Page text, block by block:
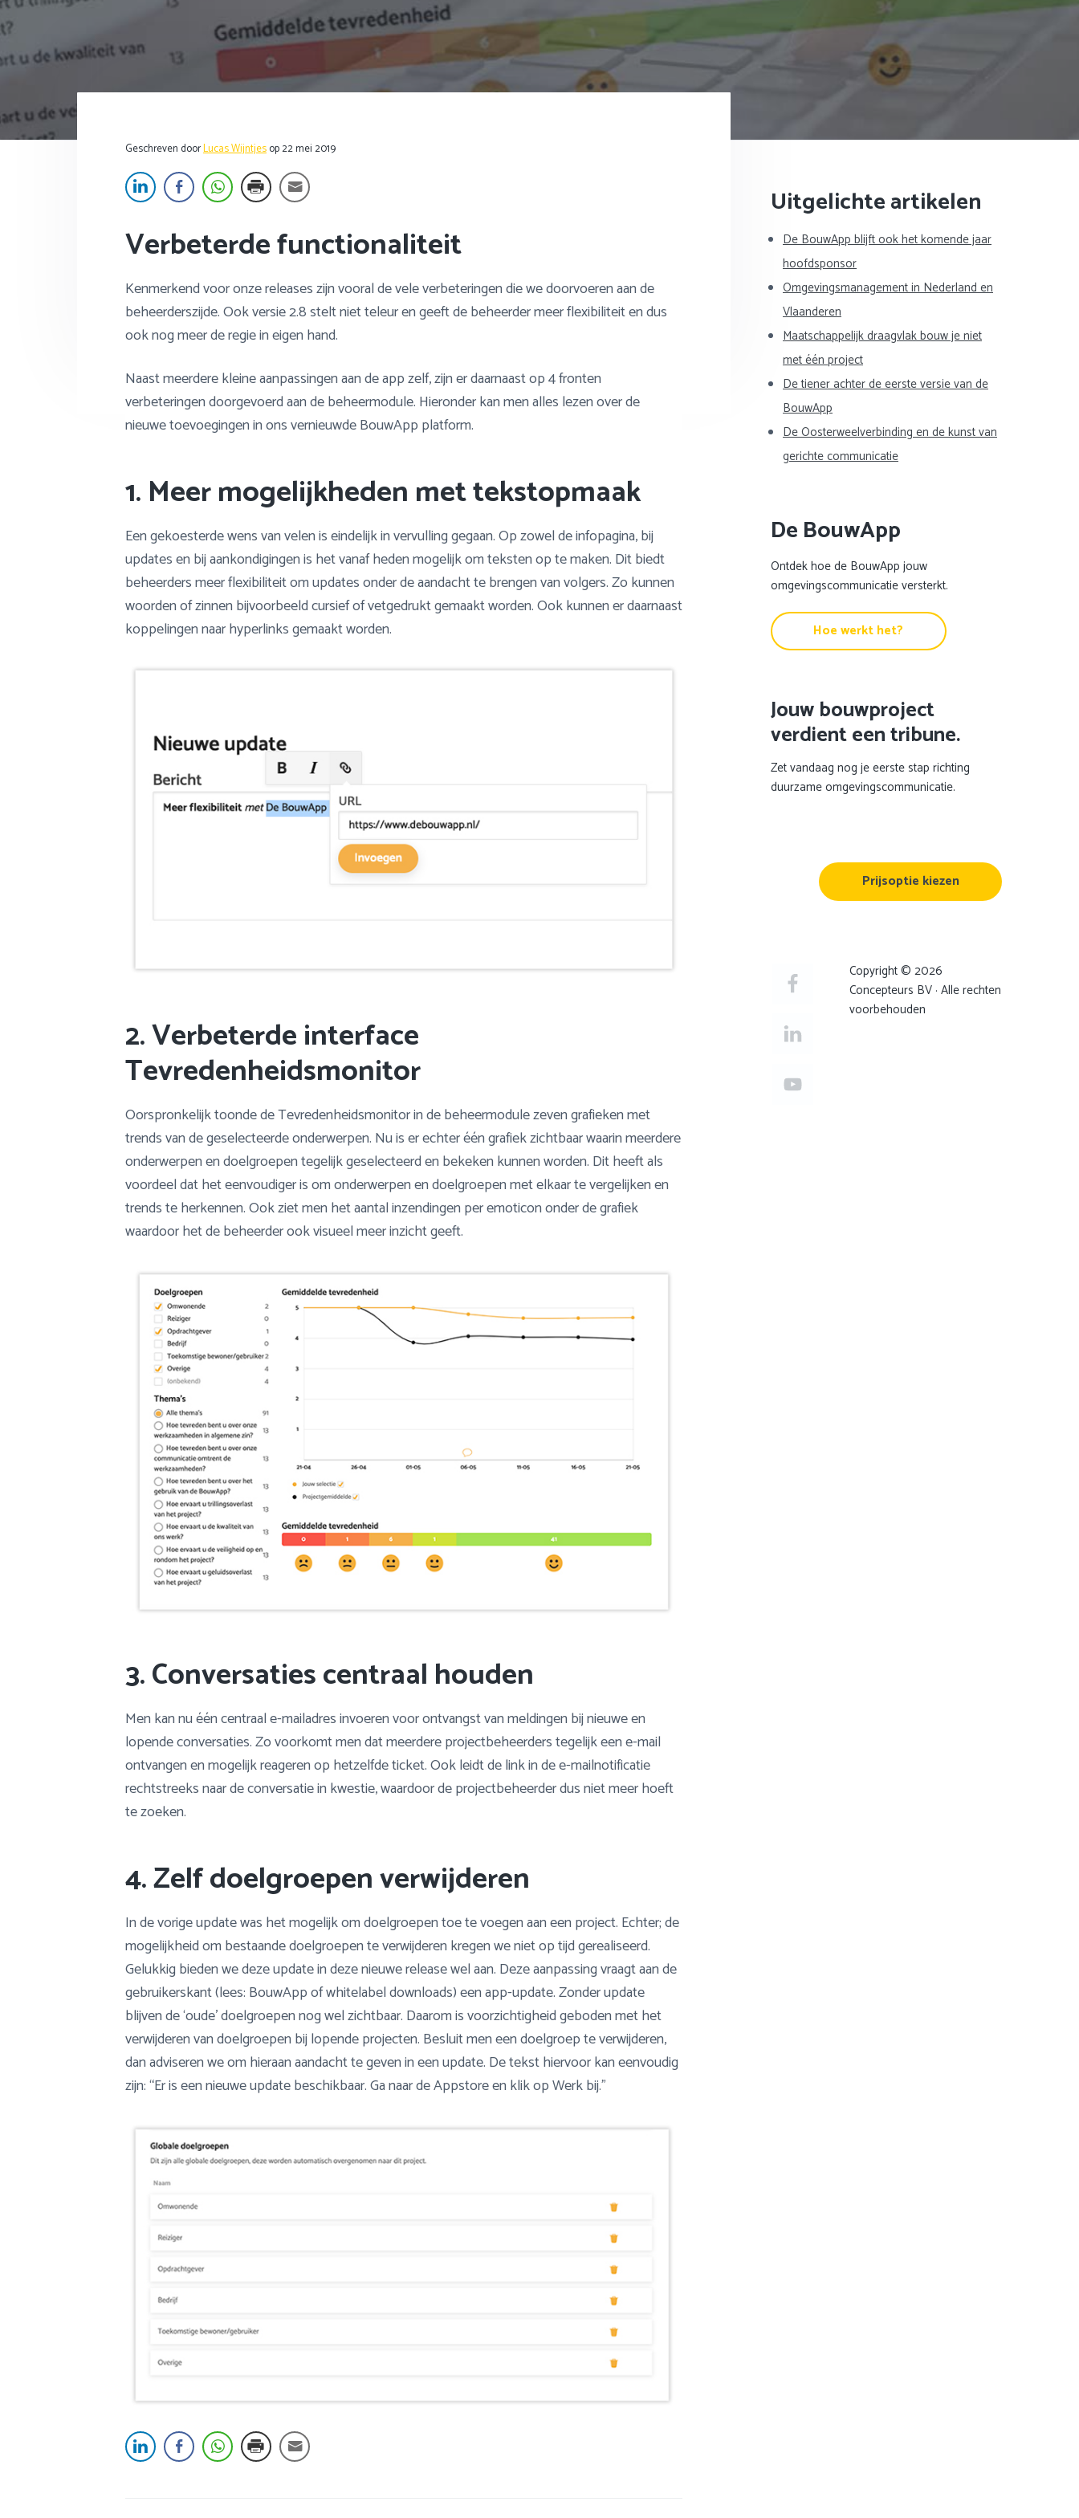
d
a
i
g
n
o
d
t
s
d
e
t
k
t
Geschreven doorLucas Wijntjesop22 mei 2019
Verbeterde functionaliteit
Kenmerkend voor onze releases zijn vooral de vele verbeteringen die we doorvoeren aan de
beheerderszijde.Ook versie 2.8 stelt niet teleur en geeft de beheerder meer flexibiliteit en dus
ook nog meer de regie in eigen hand.
Naast meerdere kleine aanpassingen aan de app zelf, zijn er daarnaast op 4 fronten
verbeteringen doorgevoerd aan de beheermodule. Hieronder kan men alles lezen over de
nieuwe toevoegingen in ons vernieuwde BouwApp platform.
1. Meer mogelijkheden met tekstopmaak
Een gekoesterde wens van velen is eindelijk in vervulling gegaan. Op zowel de infopagina, bij
updates en bij aankondigingen is het vanaf heden mogelijk om teksten op te maken. Dit biedt
beheerders meer flexibiliteit om updates onder de aandacht te brengen van volgers. Zo kunnen
woorden of zinnen bijvoorbeeld cursief of vetgedrukt gemaakt worden. Ook kunnen er daarnaast
koppelingen naar hyperlinks gemaakt worden.
2. Verbeterde interface
Tevredenheidsmonitor
Oorspronkelijk toonde de Tevredenheidsmonitor in de beheermodule zeven grafieken met
trends van de geselecteerde onderwerpen. Nu is er echter één grafiek zichtbaar waarin meerdere
onderwerpen en doelgroepen tegelijk geselecteerd en bekeken kunnen worden. Dit heeft als
voordeel dat het eenvoudiger is om onderwerpen en doelgroepen met elkaar te vergelijken en
trends te herkennen. Ook ziet men het aantal inzendingen per emoticon onder de grafiek
waardoor het de beheerder ook visueel meer inzicht geeft.
3. Conversaties centraal houden
Men kan nu één centraal e-mailadres invoeren voor ontvangst van meldingen bij nieuwe en
lopende conversaties. Zo voorkomt men dat meerdere projectbeheerders tegelijk een e-mail
ontvangen en mogelijk reageren op hetzelfde ticket. Ook leidt de link in de e-mailnotificatie
rechtstreeks naar de conversatie in kwestie, waardoor de projectbeheerder dus niet meer hoeft
te zoeken.
4. Zelf doelgroepen verwijderen
In de vorige update was het mogelijk om doelgroepen toe te voegen aan een project. Echter; de
mogelijkheid om bestaande doelgroepen te verwijderen kregen we niet op tijd gerealiseerd.
Gelukkig bieden we deze update in deze nieuwe release wel aan. Deze aanpassing vraagt aan de
gebruikerskant (lees: BouwApp of whitelabel downloads) een app-update. Zonder update
blijven de ‘oude’ doelgroepen nog wel zichtbaar. Daarom is voorzichtigheid geboden met het
verwijderen van doelgroepen bij lopende projecten. Besluit men een doelgroep te verwijderen,
dan adviseren we om hieraan aandacht te geven in een update. De tekst hiervoor kan eenvoudig
zijn: “Er is een nieuwe update beschikbaar. Ga naar de Appstore en klik op Werk bij.”
Primaire
Sidebar
Uitgelichte artikelen
De BouwApp blijft ook het komende jaar
hoofdsponsor
Omgevingsmanagement in Nederland en
Vlaanderen
Maatschappelijk draagvlak bouw je niet
met één project
De tiener achter de eerste versie van de
BouwApp
De Oosterweelverbinding en de kunst van
gerichte communicatie
De BouwApp
Ontdek hoe de BouwApp jouw
omgevingscommunicatie versterkt.
Hoe werkt het?
Jouw bouwproject
verdient een tribune.
Zet vandaag nog je eerste stap richting
duurzame omgevingscommunicatie.
Prijsoptie kiezen
Copyright © 2026
Concepteurs BV · Alle rechten
voorbehouden